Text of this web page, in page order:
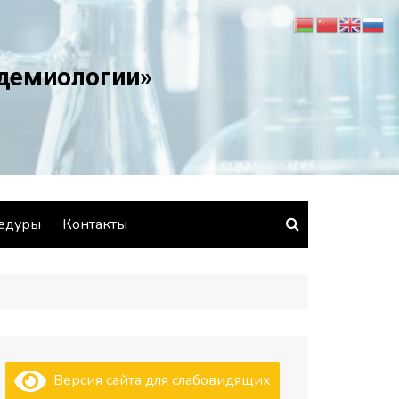
Контакты
Версия сайта для слабовидящих